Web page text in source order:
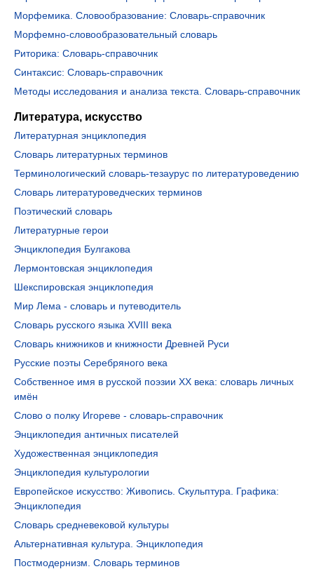
Морфемика. Словообразование: Словарь-справочник
Морфемно-словообразовательный словарь
Риторика: Словарь-справочник
Синтаксис: Словарь-справочник
Методы исследования и анализа текста. Словарь-справочник
Литература, искусство
Литературная энциклопедия
Словарь литературных терминов
Терминологический словарь-тезаурус по литературоведению
Словарь литературоведческих терминов
Поэтический словарь
Литературные герои
Энциклопедия Булгакова
Лермонтовская энциклопедия
Шекспировская энциклопедия
Мир Лема - словарь и путеводитель
Словарь русского языка XVIII века
Словарь книжников и книжности Древней Руси
Русские поэты Серебряного века
Собственное имя в русской поэзии XX века: словарь личных
имён
Слово о полку Игореве - словарь-справочник
Энциклопедия античных писателей
Художественная энциклопедия
Энциклопедия культурологии
Европейское искусство: Живопись. Скульптура. Графика:
Энциклопедия
Словарь средневековой культуры
Альтернативная культура. Энциклопедия
Постмодернизм. Словарь терминов